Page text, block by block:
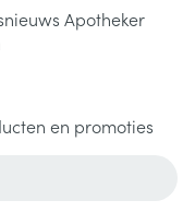
Apotheker
en promoties